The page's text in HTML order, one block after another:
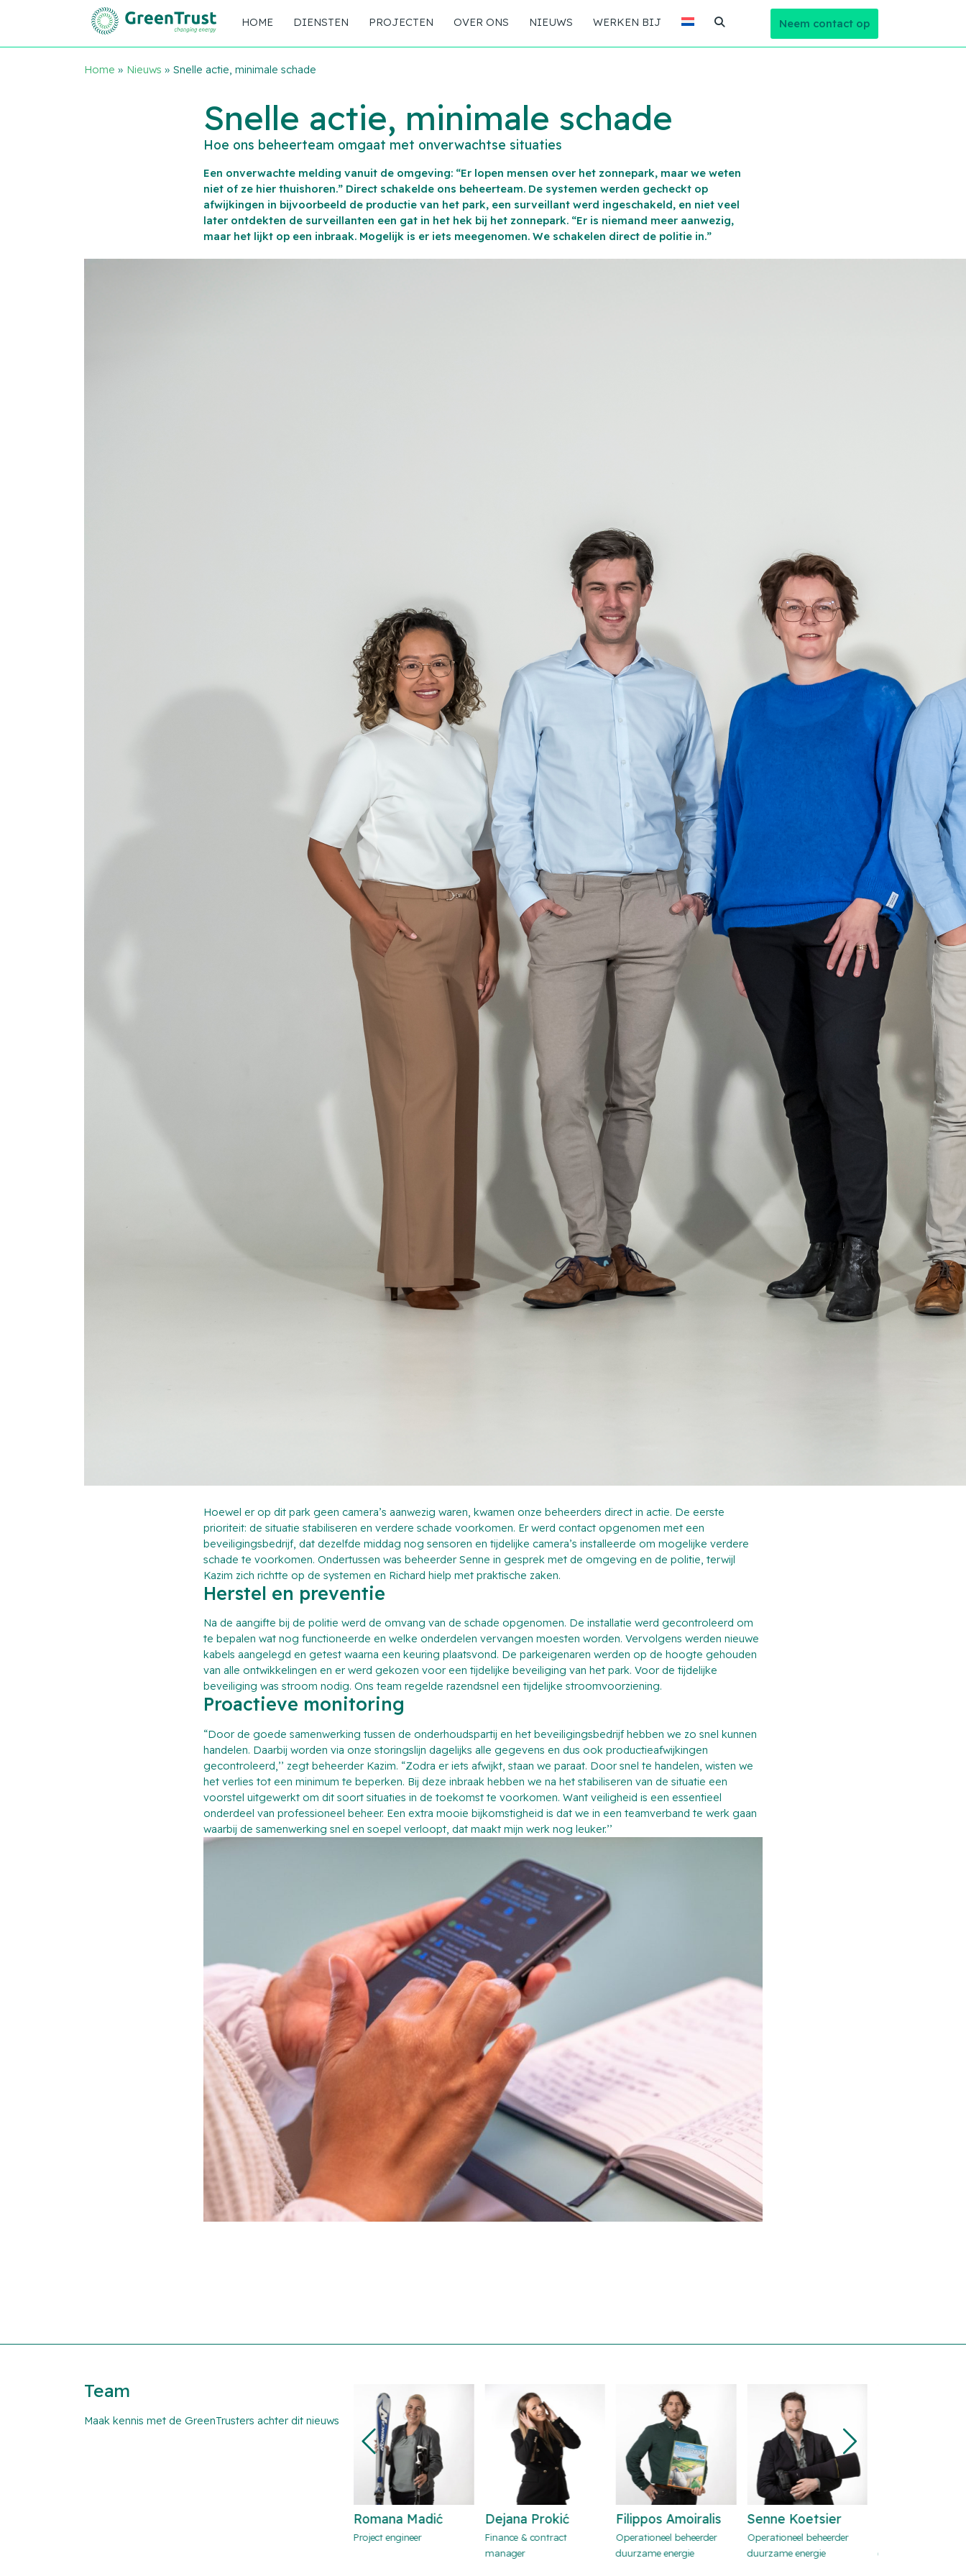
HOME DIENSTEN PROJECTEN OVER ONS NIEUWS WERKEN BIJ Neem contact op
Home » Nieuws » Snelle actie, minimale schade
Snelle actie, minimale schade
Hoe ons beheerteam omgaat met onverwachtse situaties
Een onverwachte melding vanuit de omgeving: “Er lopen mensen over het zonnepark, maar we weten
niet of ze hier thuishoren.” Direct schakelde ons beheerteam. De systemen werden gecheckt op
afwijkingen in bijvoorbeeld de productie van het park, een surveillant werd ingeschakeld, en niet veel
later ontdekten de surveillanten een gat in het hek bij het zonnepark. “Er is niemand meer aanwezig,
maar het lijkt op een inbraak. Mogelijk is er iets meegenomen. We schakelen direct de politie in.”
Hoewel er op dit park geen camera’s aanwezig waren, kwamen onze beheerders direct in actie. De eerste
prioriteit: de situatie stabiliseren en verdere schade voorkomen. Er werd contact opgenomen met een
beveiligingsbedrijf, dat dezelfde middag nog sensoren en tijdelijke camera’s installeerde om mogelijke verdere
schade te voorkomen. Ondertussen was beheerder Senne in gesprek met de omgeving en de politie, terwijl
Kazim zich richtte op de systemen en Richard hielp met praktische zaken.
Herstel en preventie
Na de aangifte bij de politie werd de omvang van de schade opgenomen. De installatie werd gecontroleerd om
te bepalen wat nog functioneerde en welke onderdelen vervangen moesten worden. Vervolgens werden nieuwe
kabels aangelegd en getest waarna een keuring plaatsvond. De parkeigenaren werden op de hoogte gehouden
van alle ontwikkelingen en er werd gekozen voor een tijdelijke beveiliging van het park. Voor de tijdelijke
beveiliging was stroom nodig. Ons team regelde razendsnel een tijdelijke stroomvoorziening.
Proactieve monitoring
“Door de goede samenwerking tussen de onderhoudspartij en het beveiligingsbedrijf hebben we zo snel kunnen
handelen. Daarbij worden via onze storingslijn dagelijks alle gegevens en dus ook productieafwijkingen
gecontroleerd,’’ zegt beheerder Kazim. “Zodra er iets afwijkt, staan we paraat. Door snel te handelen, wisten we
het verlies tot een minimum te beperken. Bij deze inbraak hebben we na het stabiliseren van de situatie een
voorstel uitgewerkt om dit soort situaties in de toekomst te voorkomen. Want veiligheid is een essentieel
onderdeel van professioneel beheer. Een extra mooie bijkomstigheid is dat we in een teamverband te werk gaan
waarbij de samenwerking snel en soepel verloopt, dat maakt mijn werk nog leuker.’’
Team
Maak kennis met de GreenTrusters achter dit nieuws
Romana Madić
Project engineer
Dejana Prokić
Finance & contract
Filippos Amoiralis
Operationeel beheerder
duurzame energie
Senne Koetsier
Operationeel beheerder
duurzame energie
Richard Verhoeff
Operationeel beheerder
duurzame energie